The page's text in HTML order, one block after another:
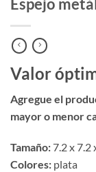
Valor
Agregue el
mayor o menor
Tamaño: 7.2 x 7.2
Colores: plata